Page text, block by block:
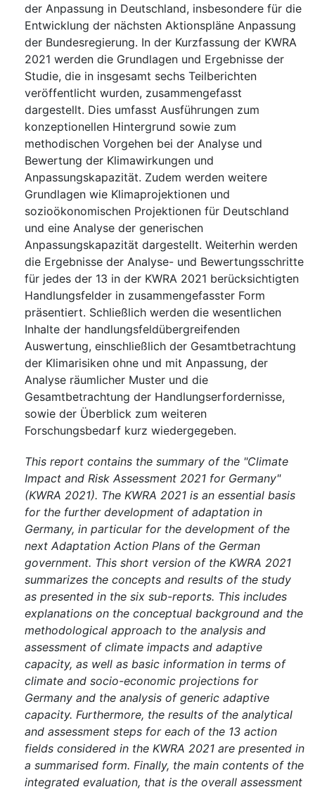
der Anpassung in Deutschland, insbesondere für die
Entwicklung der nächsten Aktionspläne Anpassung
der Bundesregierung. In der Kurzfassung der KWRA
2021 werden die Grundlagen und Ergebnisse der
Studie, die in insgesamt sechs Teilberichten
veröffentlicht wurden, zusammengefasst
dargestellt. Dies umfasst Ausführungen zum
konzeptionellen Hintergrund sowie zum
methodischen Vorgehen bei der Analyse und
Bewertung der Klimawirkungen und
Anpassungskapazität. Zudem werden weitere
Grundlagen wie Klimaprojektionen und
sozioökonomischen Projektionen für Deutschland
und eine Analyse der generischen
Anpassungskapazität dargestellt. Weiterhin werden
die Ergebnisse der Analyse- und Bewertungsschritte
für jedes der 13 in der KWRA 2021 berücksichtigten
Handlungsfelder in zusammengefasster Form
präsentiert. Schließlich werden die wesentlichen
Inhalte der handlungsfeldübergreifenden
Auswertung, einschließlich der Gesamtbetrachtung
der Klimarisiken ohne und mit Anpassung, der
Analyse räumlicher Muster und die
Gesamtbetrachtung der Handlungserfordernisse,
sowie der Überblick zum weiteren
Forschungsbedarf kurz wiedergegeben.
This report contains the summary of the "Climate
Impact and Risk Assessment 2021 for Germany"
(KWRA 2021). The KWRA 2021 is an essential basis
for the further development of adaptation in
Germany, in particular for the development of the
next Adaptation Action Plans of the German
government. This short version of the KWRA 2021
summarizes the concepts and results of the study
as presented in the six sub-reports. This includes
explanations on the conceptual background and the
methodological approach to the analysis and
assessment of climate impacts and adaptive
capacity, as well as basic information in terms of
climate and socio-economic projections for
Germany and the analysis of generic adaptive
capacity. Furthermore, the results of the analytical
and assessment steps for each of the 13 action
fields considered in the KWRA 2021 are presented in
a summarised form. Finally, the main contents of the
integrated evaluation, that is the overall assessment